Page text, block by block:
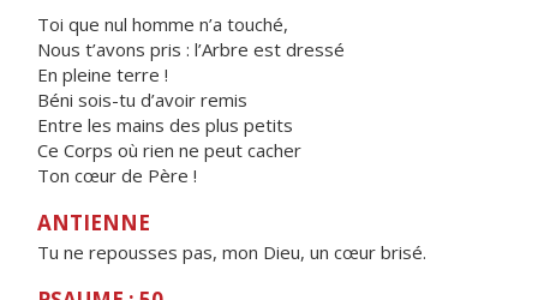
Toi que nul homme n’a touché,
Nous t’avons pris : l’Arbre est dressé
En pleine terre !
Béni sois-tu d’avoir remis
Entre les mains des plus petits
Ce Corps où rien ne peut cacher
Ton cœur de Père !
ANTIENNE
Tu ne repousses pas, mon Dieu, un cœur brisé.